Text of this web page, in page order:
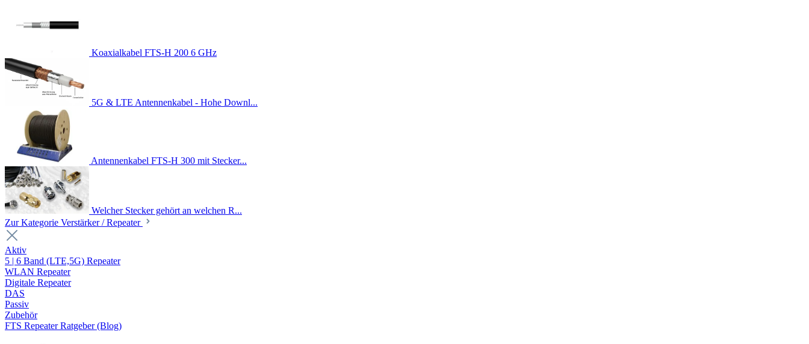
Koaxialkabel FTS-H 200 6 GHz
5G & LTE Antennenkabel - Hohe Downl...
Antennenkabel FTS-H 300 mit Stecker...
Welcher Stecker gehört an welchen R...
Zur Kategorie Verstärker / Repeater
Aktiv
5 | 6 Band (LTE,5G) Repeater
WLAN Repeater
Digitale Repeater
DAS
Passiv
Zubehör
FTS Repeater Ratgeber (Blog)